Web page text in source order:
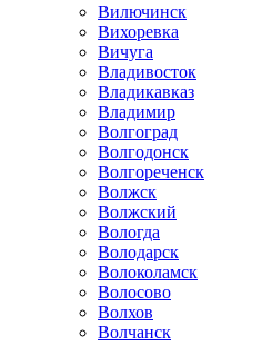
Вилючинск
Вихоревка
Вичуга
Владивосток
Владикавказ
Владимир
Волгоград
Волгодонск
Волгореченск
Волжск
Волжский
Вологда
Володарск
Волоколамск
Волосово
Волхов
Волчанск